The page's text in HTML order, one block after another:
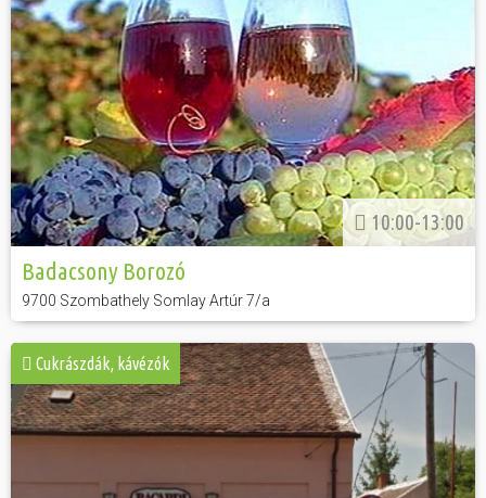
10:00-13:00
Badacsony Borozó
9700 Szombathely Somlay Artúr 7/a
Cukrászdák, kávézók